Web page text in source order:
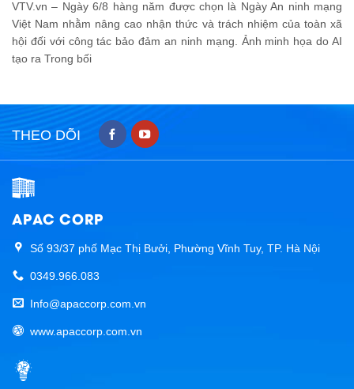
VTV.vn – Ngày 6/8 hàng năm được chọn là Ngày An ninh mạng
Việt Nam nhằm nâng cao nhận thức và trách nhiệm của toàn xã
hội đối với công tác bảo đảm an ninh mạng. Ảnh minh họa do AI
tạo ra Trong bối
THEO DÕI
APAC CORP
Số 93/37 phố Mạc Thị Bưởi, Phường Vĩnh Tuy, TP. Hà Nội
0349.966.083
Info@apaccorp.com.vn
www.apaccorp.com.vn